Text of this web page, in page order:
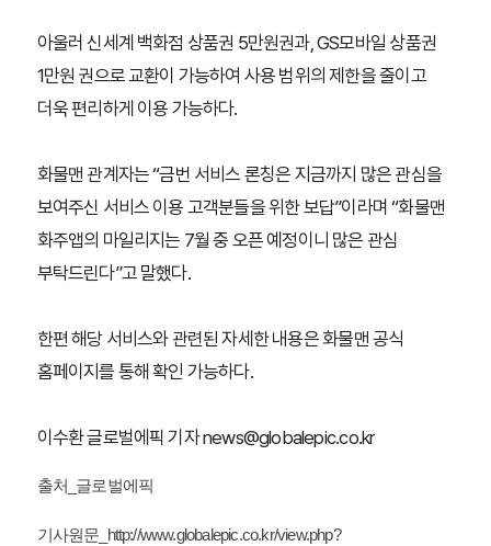
아울러 신세계 백화점 상품권 5만원권과, GS모바일 상품권
1만원 권으로 교환이 가능하여 사용 범위의 제한을 줄이고
더욱 편리하게 이용 가능하다.
화물맨 관계자는 “금번 서비스 론칭은 지금까지 많은 관심을
보여주신 서비스 이용 고객분들을 위한 보답”이라며 “화물맨
화주앱의 마일리지는 7월 중 오픈 예정이니 많은 관심
부탁드린다”고 말했다.
한편 해당 서비스와 관련된 자세한 내용은 화물맨 공식
홈페이지를 통해 확인 가능하다.
이수환 글로벌에픽 기자 news@globalepic.co.kr
출처_글로벌에픽
기사원문_http://www.globalepic.co.kr/view.php?